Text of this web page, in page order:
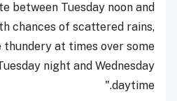
between Tuesday noon and
chances of scattered rains,
thundery at times over some
night and Wednesday
daytime."